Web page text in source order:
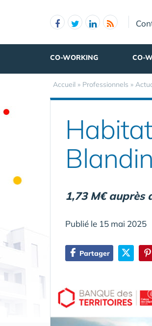
CO-WORKING CO-
Accueil » Professionnels »
1,73 M€ auprès
Publié le 15 mai 2025
Partager